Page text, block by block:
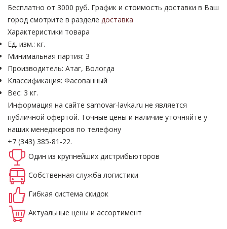
Бесплатно от 3000 руб. График и стоимость доставки в Ваш
город смотрите в разделе доставка
Характеристики товара
Ед. изм.: кг.
Минимальная партия: 3
Производитель: Атаг, Вологда
Классификация: Фасованный
Вес: 3 кг.
Информация на сайте samovar-lavka.ru не является
публичной офертой. Точные цены и наличие уточняйте у
наших менеджеров по телефону
+7 (343) 385-81-22.
Один из крупнейших дистрибьюторов
Собственная служба логистики
Гибкая система скидок
Актуальные цены и ассортимент